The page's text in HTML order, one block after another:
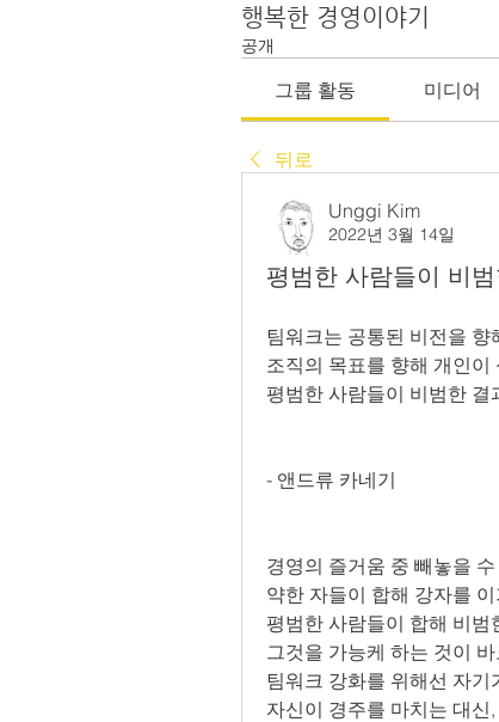
행복한 경영이야기
공개
그룹 활동 미디어
뒤로
Unggi Kim
2022년 3월 14일
평범한 사람들이 비
팀워크는 공통된 비전을
조직의 목표를 향해 개인
평범한 사람들이 비범한
- 앤드류 카네기
경영의 즐거움 중 빼놓을 수
약한 자들이 합해 강자를
평범한 사람들이 합해 비
그것을 가능케 하는 것이
팀워크 강화를 위해선 자
자신이 경주를 마치는 대신